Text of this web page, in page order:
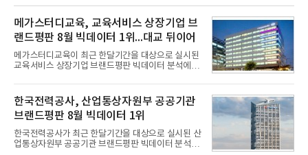
메가스터디교육, 교육서비스 상장기업 브
랜드평판 8월 빅데이터 1위...대교 뒤이어
메가스터디교육이 최근 한달기간을 대상으로 실시된
교육서비스 상장기업 브랜드평판 빅데이터 분석에서
일 한국기업평판연구소(소장 구창환)는 국내 교육서
비스 상장기업 브랜드를 대상으로 지난 7월 7일부터
8월 7일까지 수집된 소비자 빅데이터 10,074,233건
을 분석한 결과, 메가스터디교육이 브랜드평판지수
1,710,926을 기록하며 8월 1위에 올랐다고 밝혔다.
분석에 활용된 빅데이터는 지난 7월(9,491,206건) 대
비 6.14% 증가한 수치로, 교육서비스 상장기업 브랜
한국전력공사, 산업통상자원부 공공기관
브랜드평판 8월 빅데이터 1위
한국전력공사가 최근 한달기간을 대상으로 실시된 산
업통상자원부 공공기관 브랜드평판 빅데이터 분석에